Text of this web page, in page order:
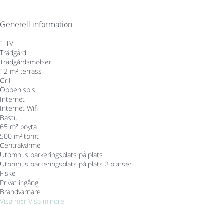
Generell information
1 TV
Trädgård
Trädgårdsmöbler
12 m² terrass
Grill
Öppen spis
Internet
Internet Wifi
Bastu
65 m² boyta
500 m² tomt
Centralvärme
Utomhus parkeringsplats på plats
Utomhus parkeringsplats på plats 2 platser
Fiske
Privat ingång
Brandvarnare
Visa mer Visa mindre